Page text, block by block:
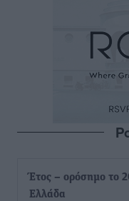
Έτος – ορόσημο το
Ελλάδα